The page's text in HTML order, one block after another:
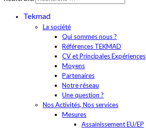
Tekmad
La société
Qui sommes nous ?
Références TEKMAD
CV et Principales Expériences
Moyens
Partenaires
Notre réseau
Une question ?
Nos Activités, Nos services
Mesures
Assainissement EU/EP